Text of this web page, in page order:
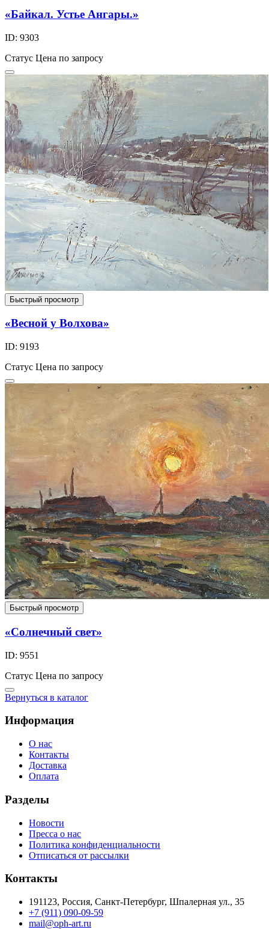
«Байкал. Устье Ангары.»
ID: 9303
Статус Цена по запросу
Быстрый просмотр
«Весной у Волхова»
ID: 9193
Статус Цена по запросу
Быстрый просмотр
«Солнечный свет»
ID: 9551
Статус Цена по запросу
Вернуться в каталог
Информация
О нас
Контакты
Доставка
Оплата
Разделы
Новости
Пресса о нас
Политика конфиденциальности
Отписаться от рассылки
Контакты
191123, Россия, Санкт-Петербург, Шпалерная ул., 35
+7 (911) 090-09-59
mail@oph-art.ru